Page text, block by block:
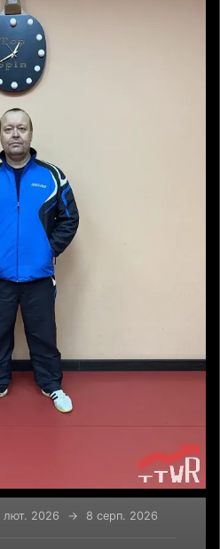
лют. 2026 → 8 серп. 2026